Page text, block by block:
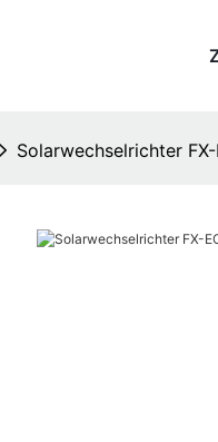
Solarwechselrichter